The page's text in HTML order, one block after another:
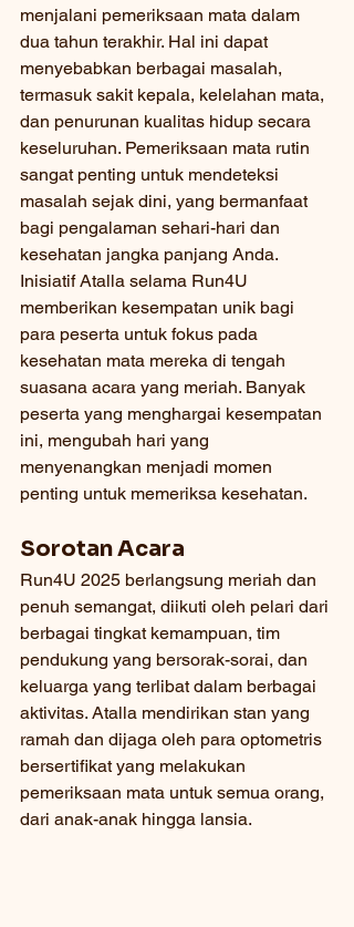
menjalani pemeriksaan mata dalam
dua tahun terakhir. Hal ini dapat
menyebabkan berbagai masalah,
termasuk sakit kepala, kelelahan mata,
dan penurunan kualitas hidup secara
keseluruhan. Pemeriksaan mata rutin
sangat penting untuk mendeteksi
masalah sejak dini, yang bermanfaat
bagi pengalaman sehari-hari dan
kesehatan jangka panjang Anda.
Inisiatif Atalla selama Run4U
memberikan kesempatan unik bagi
para peserta untuk fokus pada
kesehatan mata mereka di tengah
suasana acara yang meriah. Banyak
peserta yang menghargai kesempatan
ini, mengubah hari yang
menyenangkan menjadi momen
penting untuk memeriksa kesehatan.
Sorotan Acara
Run4U 2025 berlangsung meriah dan
penuh semangat, diikuti oleh pelari dari
berbagai tingkat kemampuan, tim
pendukung yang bersorak-sorai, dan
keluarga yang terlibat dalam berbagai
aktivitas. Atalla mendirikan stan yang
ramah dan dijaga oleh para optometris
bersertifikat yang melakukan
pemeriksaan mata untuk semua orang,
dari anak-anak hingga lansia.